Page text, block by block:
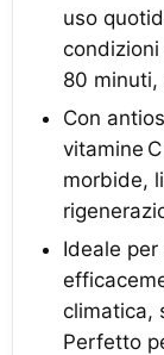
uso
condizioni
80 minuti,
Con
vitamine
morbide,
Ideale
climatica,
Perfetto